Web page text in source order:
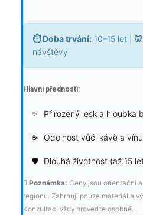
⏱ Doba trvání: 10–15 let
návštěvy
Hlavní přednosti:
✨ Přirozený lesk a hloubka
☕ Odolnost vůči kávě a vínu
🛡️ Dlouhá životnost (až 15
Poznámka: Ceny jsou orientační
regionu. Zahrnují pouze materiál a
Konzultaci vždy proveďte osobně.